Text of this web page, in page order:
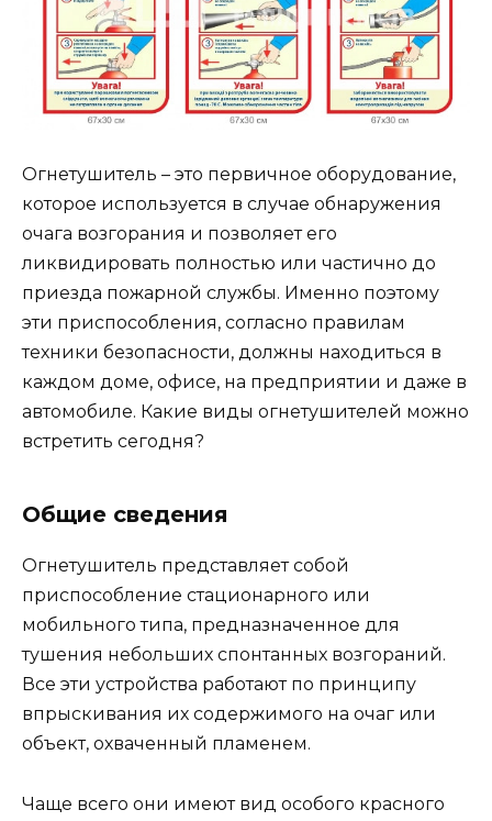
Огнетушитель – это первичное оборудование,
которое используется в случае обнаружения
очага возгорания и позволяет его
ликвидировать полностью или частично до
приезда пожарной службы. Именно поэтому
эти приспособления, согласно правилам
техники безопасности, должны находиться в
каждом доме, офисе, на предприятии и даже в
автомобиле. Какие виды огнетушителей можно
встретить сегодня?
Общие сведения
Огнетушитель представляет собой
приспособление стационарного или
мобильного типа, предназначенное для
тушения небольших спонтанных возгораний.
Все эти устройства работают по принципу
впрыскивания их содержимого на очаг или
объект, охваченный пламенем.
Чаще всего они имеют вид особого красного